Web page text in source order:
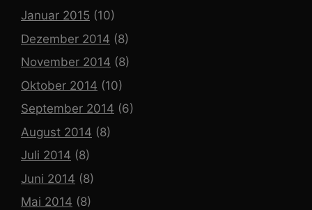
Januar 2015 (10)
Dezember 2014 (8)
November 2014 (8)
Oktober 2014 (10)
September 2014 (6)
August 2014 (8)
Juli 2014 (8)
Juni 2014 (8)
Mai 2014 (8)